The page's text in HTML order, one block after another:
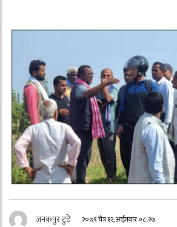
जनकपुर टुडे २०७९ चैत्र १२, आईतवार ०८:२७